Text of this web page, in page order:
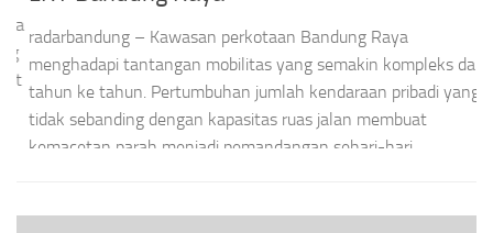
radarbandung – Kawasan perkotaan Bandung Raya
menghadapi tantangan mobilitas yang semakin kompleks dari
tahun ke tahun. Pertumbuhan jumlah kendaraan pribadi yang
tidak sebanding dengan kapasitas ruas jalan membuat
kemacetan parah menjadi pemandangan sehari-hari,